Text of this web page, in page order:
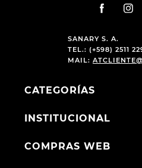
SANARY S. A.
TEL.: (+598) 2511
MAIL:
CATEGORÍAS
INSTITUCIONAL
COMPRAS WEB